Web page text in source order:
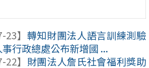
23】 轉知財團法人語言訓練測驗
行政總處公布新增國 ...
22】 財團法人詹氏社會福利獎助